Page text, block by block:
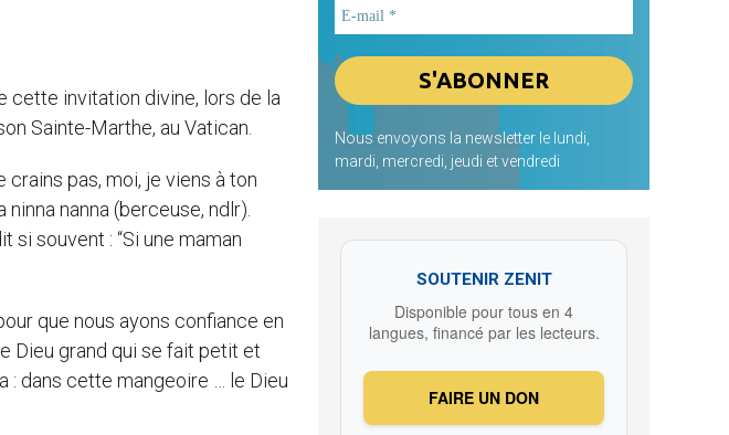
cette invitation divine, lors de la
Sainte-Marthe, au Vatican.
pas, moi, je viens à ton
nanna (berceuse, ndlr).
souvent : “Si une maman
que nous ayons confiance en
Dieu grand qui se fait petit et
: dans cette mangeoire … le Dieu
Nous envoyons la newsletter le lundi,
mardi, mercredi, jeudi et vendredi
SOUTENIR ZENIT
Disponible pour tous en 4
langues, financé par les lecteurs.
FAIRE UN DON